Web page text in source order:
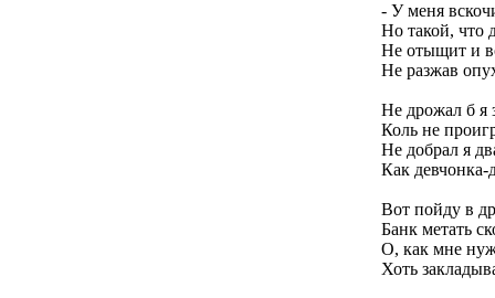
- У меня
Но такой, что
Не отыщит и
Не разжав
Не дрожал б я
Коль не
Не добрал я
Как девчонка-
Вот пойду в
Банк метать
О, как мне
Хоть